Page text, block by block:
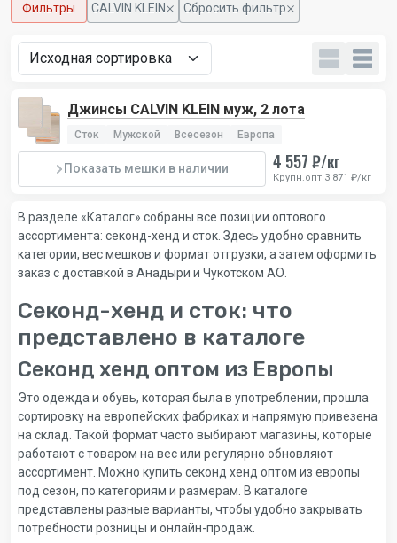
Фильтры CALVIN KLEIN Сбросить фильтр
Джинсы CALVIN KLEIN муж, 2 лота
Сток Мужской Всесезон Европа
Показать мешки в наличии 4 557 ₽/кг
Крупн.опт 3 871 ₽/кг
В разделе «Каталог» собраны все позиции оптового
ассортимента: секонд-хенд и сток. Здесь удобно сравнить
категории, вес мешков и формат отгрузки, а затем оформить
заказ с доставкой в Анадыри и Чукотском АО.
Секонд-хенд и сток: что
представлено в каталоге
Секонд хенд оптом из Европы
Это одежда и обувь, которая была в употреблении, прошла
сортировку на европейских фабриках и напрямую привезена
на склад. Такой формат часто выбирают магазины, которые
работают с товаром на вес или регулярно обновляют
ассортимент. Можно купить секонд хенд оптом из европы
под сезон, по категориям и размерам. В каталоге
представлены разные варианты, чтобы удобно закрывать
потребности розницы и онлайн-продаж.